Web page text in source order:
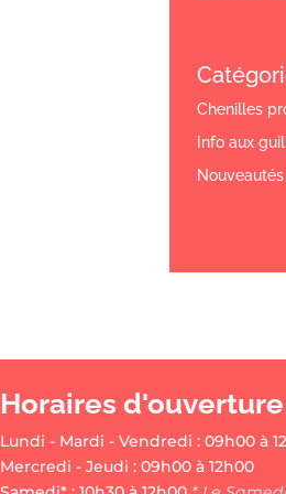
Chenilles
Info aux
Nouveautés
Horaires d'ouverture
Lundi - Mardi - Vendredi : 09h00 à
Mercredi - Jeudi : 09h00 à 12h00